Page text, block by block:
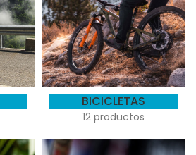
BICICLETAS
12 productos